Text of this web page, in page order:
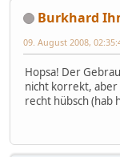
Burkhard
09. August 2008,
Hopsa! Der
nicht korrekt, aber
recht hübsch (hab